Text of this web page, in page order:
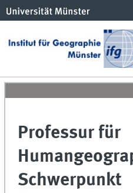
Professur für
Schwerpunkt